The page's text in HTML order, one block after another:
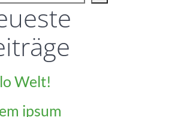
Welt!
ipsum